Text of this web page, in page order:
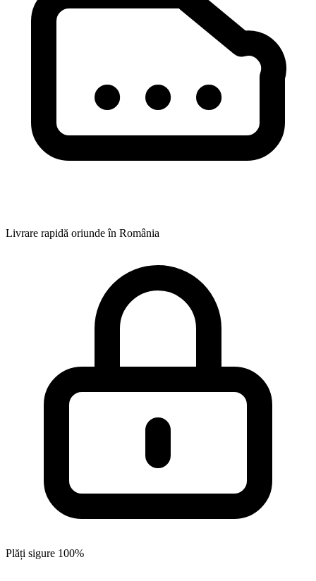
Livrare rapidă oriunde în România
Plăți sigure 100%